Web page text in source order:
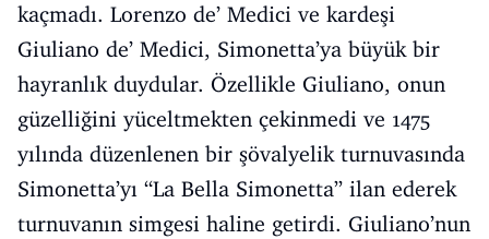
kaçmadı. Lorenzo de’ Medici ve kardeşi
Giuliano de’ Medici, Simonetta’ya büyük bir
hayranlık duydular. Özellikle Giuliano, onun
güzelliğini yüceltmekten çekinmedi ve 1475
yılında düzenlenen bir şövalyelik turnuvasında
Simonetta’yı “La Bella Simonetta” ilan ederek
turnuvanın simgesi haline getirdi. Giuliano’nun